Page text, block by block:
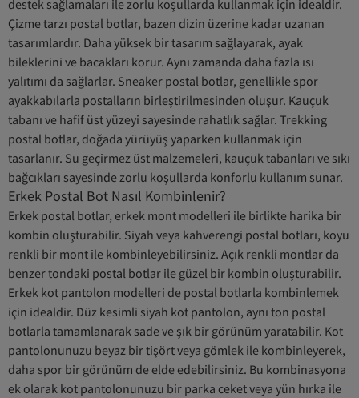
destek sağlamaları ile zorlu koşullarda kullanmak için idealdir.
Çizme tarzı postal botlar, bazen dizin üzerine kadar uzanan
tasarımlardır. Daha yüksek bir tasarım sağlayarak, ayak
bileklerini ve bacakları korur. Aynı zamanda daha fazla ısı
yalıtımı da sağlarlar. Sneaker postal botlar, genellikle spor
ayakkabılarla postalların birleştirilmesinden oluşur. Kauçuk
tabanı ve hafif üst yüzeyi sayesinde rahatlık sağlar. Trekking
postal botlar, doğada yürüyüş yaparken kullanmak için
tasarlanır. Su geçirmez üst malzemeleri, kauçuk tabanları ve sıkı
bağcıkları sayesinde zorlu koşullarda konforlu kullanım sunar.
Erkek Postal Bot Nasıl Kombinlenir?
Erkek postal botlar, erkek mont modelleri ile birlikte harika bir
kombin oluşturabilir. Siyah veya kahverengi postal botları, koyu
renkli bir mont ile kombinleyebilirsiniz. Açık renkli montlar da
benzer tondaki postal botlar ile güzel bir kombin oluşturabilir.
Erkek kot pantolon modelleri de postal botlarla kombinlemek
için idealdir. Düz kesimli siyah kot pantolon, aynı ton postal
botlarla tamamlanarak sade ve şık bir görünüm yaratabilir. Kot
pantolonunuzu beyaz bir tişört veya gömlek ile kombinleyerek,
daha spor bir görünüm de elde edebilirsiniz. Bu kombinasyona
ek olarak kot pantolonunuzu bir parka ceket veya yün hırka ile